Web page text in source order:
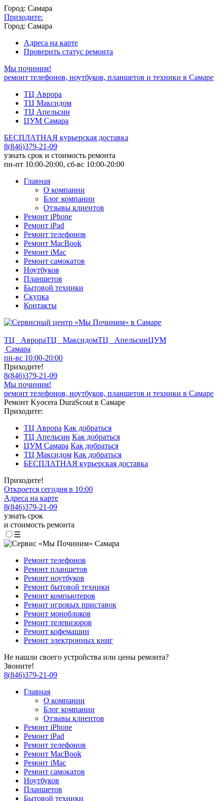
Город: Самара
Приходите:
Город: Самара
Адреса на карте
Проверить статус ремонта
Мы починим!
ремонт телефонов, ноутбуков, планшетов и техники в Самаре
ТЦ Аврора
ТЦ Максидом
ТЦ Апельсин
ЦУМ Самара
БЕСПЛАТНАЯ курьерская доставка
8(846)379-21-09
узнать срок и стоимость ремонта
пн-пт 10:00-20:00, сб-вс 10:00-20:00
Главная
О компании
Блог компании
Отзывы клиентов
Ремонт iPhone
Ремонт iPad
Ремонт телефонов
Ремонт MacBook
Ремонт iMac
Ремонт самокатов
Ноутбуков
Планшетов
Бытовой техники
Скупка
Контакты
ТЦ АврораТЦ МаксидомТЦ АпельсинЦУМ
Самара
пн-вс 10:00-20:00
Приходите!
8(846)379-21-09
Мы починим!
ремонт телефонов, ноутбуков, планшетов и техники в Самаре
Ремонт Kyocera DuraScout в Самаре
Приходите:
ТЦ Аврора Как добраться
ТЦ Апельсин Как добраться
ЦУМ Самара Как добраться
ТЦ Максидом Как добраться
БЕСПЛАТНАЯ курьерская доставка
Приходите!
Откроется сегодня в 10:00
Адреса на карте
8(846)379-21-09
узнать срок
и стоимость ремонта
☰
Ремонт телефонов
Ремонт планшетов
Ремонт ноутбуков
Ремонт бытовой техники
Ремонт компьютеров
Ремонт игровых приставок
Ремонт моноблоков
Ремонт телевизоров
Ремонт кофемашин
Ремонт электронных книг
Не нашли своего устройства или цены ремонта?
Звоните!
8(846)379-21-09
Главная
О компании
Блог компании
Отзывы клиентов
Ремонт iPhone
Ремонт iPad
Ремонт телефонов
Ремонт MacBook
Ремонт iMac
Ремонт самокатов
Ноутбуков
Планшетов
Бытовой техники